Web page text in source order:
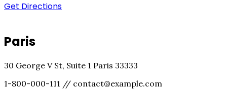
Get Directions
Paris
30 George V St, Suite 1 Paris 33333
1-800-000-111 // contact@example.com